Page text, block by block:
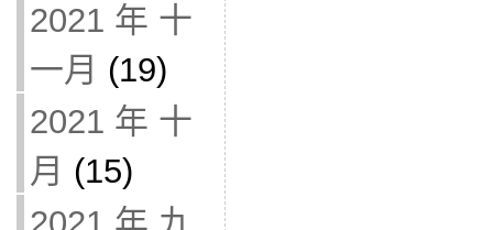
2021 年 十
一月 (19)
2021 年 十
月 (15)